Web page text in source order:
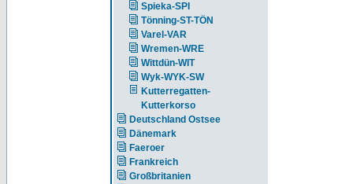
Spieka-SPI
Tönning-ST-TÖN
Varel-VAR
Wremen-WRE
Wittdün-WIT
Wyk-WYK-SW
Kutterregatten-
Kutterkorso
Deutschland Ostsee
Dänemark
Faeroer
Frankreich
Großbritanien